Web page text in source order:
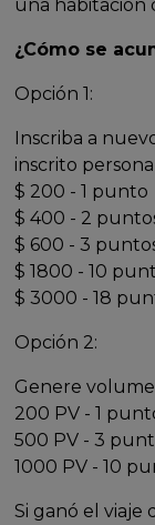
una habitación
¿Cómo se
Opción 1:
Inscriba a
inscrito
$ 200 - 1 punto
$ 400 - 2
$ 600 - 3
$ 1800 - 10
$ 3000 - 18
Opción 2:
Genere
200 PV - 1
500 PV - 3
1000 PV - 10
Si ganó el